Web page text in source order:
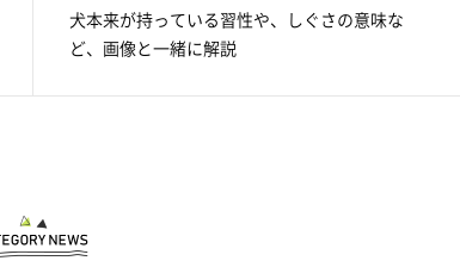
犬本来が持っている習性や、しぐさの意味な
ど、画像と一緒に解説